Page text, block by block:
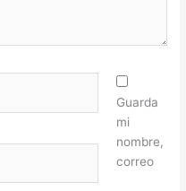
Guarda
mi
nombre,
correo